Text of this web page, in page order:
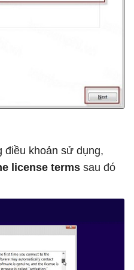
điều khoản sử dụng,
license terms sau đó